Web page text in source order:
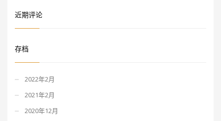
近期评论
存档
2022年2月
2021年2月
2020年12月